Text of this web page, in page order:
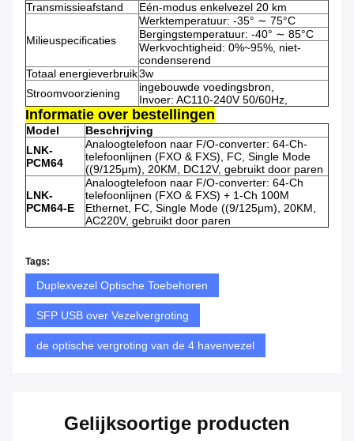
Transmissieafstand
Eén-modus enkelvezel 20 km
Milieuspecificaties
Werktemperatuur: -35° ∼ 75°C
Bergingstemperatuur: -40° ∼ 85°C
Werkvochtigheid: 0%~95%, niet-
condenserend
Totaal energieverbruik3w
Stroomvoorziening
ingebouwde voedingsbron,
Invoer: AC110-240V 50/60Hz,
Informatie over bestellingen
Model
Beschrijving
LNK-
PCM64
Analoogtelefoon naar F/O-converter: 64-Ch-
telefoonlijnen (FXO & FXS), FC, Single Mode
((9/125μm), 20KM, DC12V, gebruikt door paren
LNK-
PCM64-E
Analoogtelefoon naar F/O-converter: 64-Ch
telefoonlijnen (FXO & FXS) + 1-Ch 100M
Ethernet, FC, Single Mode ((9/125μm), 20KM,
AC220V, gebruikt door paren
Tags:
Duplexvezel Optische Toebehoren
SFP USB over Vezelvergroting
de optische vergroting van de 4 havenvezel
Gelijksoortige producten